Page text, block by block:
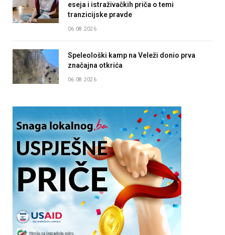
eseja i istraživačkih priča o temi
tranzicijske pravde
06.08.2026
Speleološki kamp na Veleži donio prva
značajna otkrića
06.08.2026